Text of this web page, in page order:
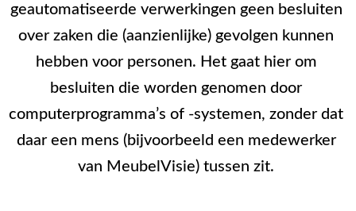
geautomatiseerde verwerkingen geen besluiten
over zaken die (aanzienlijke) gevolgen kunnen
hebben voor personen. Het gaat hier om
besluiten die worden genomen door
computerprogramma’s of -systemen, zonder dat
daar een mens (bijvoorbeeld een medewerker
van MeubelVisie) tussen zit.